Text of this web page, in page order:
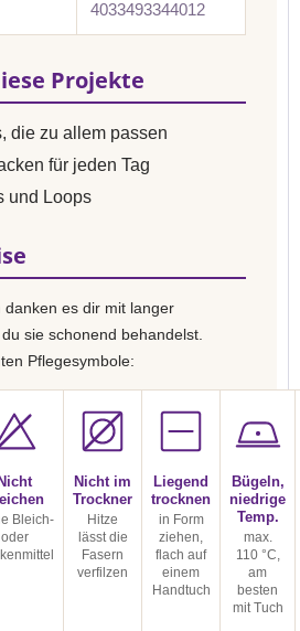
4033493344012
Projekte
die zu allem passen
für jeden Tag
und Loops
danken es dir mit langer
sie schonend behandelst.
Pflegesymbole:
Nicht
Bleich-
oder
Nicht im
Trockner
Hitze
lässt die
Fasern
verfilzen
Liegend
trocknen
in Form
ziehen,
flach auf
einem
Handtuch
Bügeln,
niedrige
Temp.
max.
110 °C,
am
besten
mit Tuch